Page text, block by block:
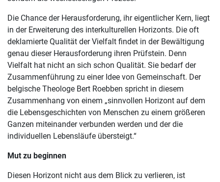
Die Chance der Herausforderung, ihr eigentlicher Kern, liegt
in der Erweiterung des interkulturellen Horizonts. Die oft
deklamierte Qualität der Vielfalt findet in der Bewältigung
genau dieser Herausforderung ihren Prüfstein. Denn
Vielfalt hat nicht an sich schon Qualität. Sie bedarf der
Zusammenführung zu einer Idee von Gemeinschaft. Der
belgische Theologe Bert Roebben spricht in diesem
Zusammenhang von einem „sinnvollen Horizont auf dem
die Lebensgeschichten von Menschen zu einem größeren
Ganzen miteinander verbunden werden und der die
individuellen Lebensläufe übersteigt.“
Mut zu beginnen
Diesen Horizont nicht aus dem Blick zu verlieren, ist